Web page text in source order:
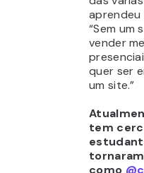
aprendeu
“Sem um
vender
quer ser
um site.”
tem
como